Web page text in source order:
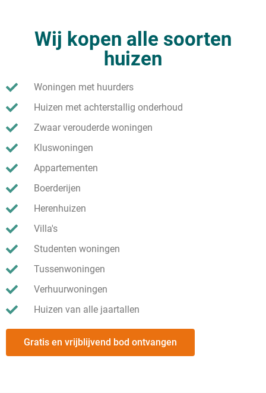
Wij kopen alle soorten
huizen
Woningen met huurders
Huizen met achterstallig onderhoud
Zwaar verouderde woningen
Kluswoningen
Appartementen
Boerderijen
Herenhuizen
Villa's
Studenten woningen
Tussenwoningen
Verhuurwoningen
Huizen van alle jaartallen
Gratis en vrijblijvend bod ontvangen